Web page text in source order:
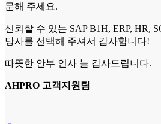
문해 주세요.
신뢰할 수 있는 SAP B1H, ERP, HR,
당사를 선택해 주셔서 감사합니다!
따뜻한 안부 인사 늘 감사드립니다.
AHPRO 고객지원팀